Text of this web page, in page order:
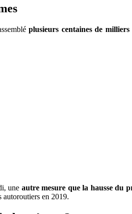
plusieurs centaines de milliers
une autre mesure que la hausse du
autoroutiers en 2019.